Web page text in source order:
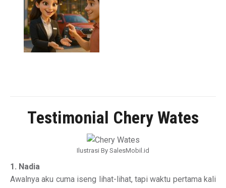
Testimonial Chery Wates
Ilustrasi By SalesMobil.id
1. Nadia
Awalnya aku cuma iseng lihat-lihat, tapi waktu pertama kali